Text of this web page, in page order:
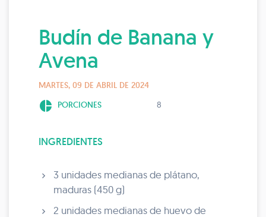
Budín de Banana y
Avena
MARTES, 09 DE ABRIL DE 2024
pie_chart PORCIONES 8
INGREDIENTES
3 unidades medianas de plátano,
maduras (450 g)
2 unidades medianas de huevo de